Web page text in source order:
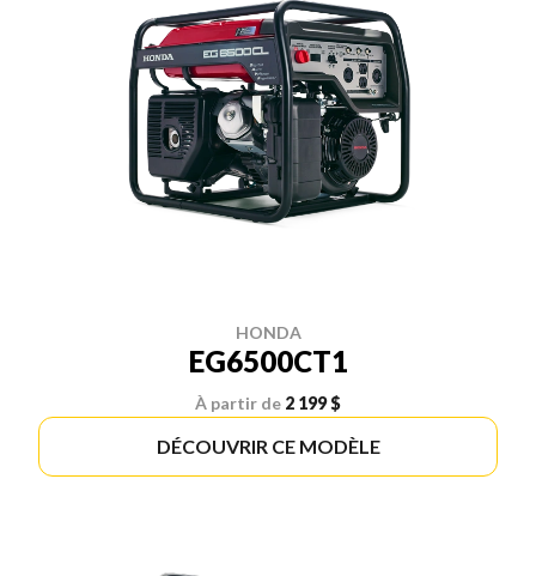
HONDA
EG6500CT1
À partir de 2 199 $
DÉCOUVRIR CE MODÈLE